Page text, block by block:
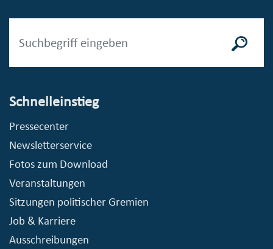
Schnelleinstieg
Pressecenter
Newsletterservice
Fotos zum Download
Veranstaltungen
Sitzungen politischer Gremien
Job & Karriere
Ausschreibungen